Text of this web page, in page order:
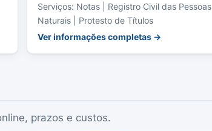
Serviços: Notas | Registro Civil das Pessoas
Naturais | Protesto de Títulos
Ver informações completas →
prazos e custos.